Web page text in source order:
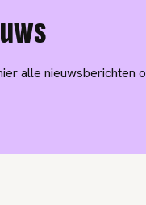
alle nieuwsberichten